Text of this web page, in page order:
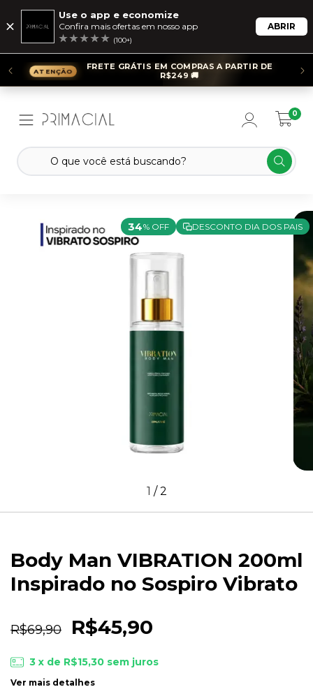
Use o app e economize
Confira mais ofertas em nosso app
(100+)
ABRIR
FRETE GRÁTIS EM COMPRAS A PARTIR DE
R$249 🚚
0
34% OFF DESCONTO DIA DOS PAIS
1 /2
Body Man VIBRATION 200ml
Inspirado no Sospiro Vibrato
R$69,90 R$45,90
3 x de R$15,30 sem juros
Ver mais detalhes